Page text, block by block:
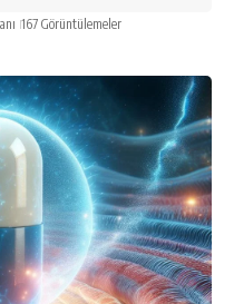
167 Görüntülemeler